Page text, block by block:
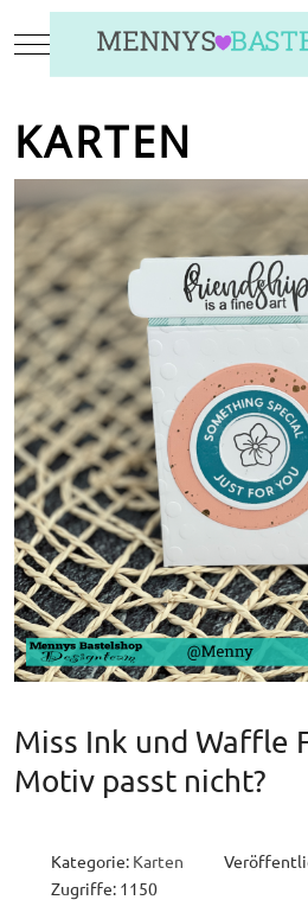
Mobile Menu Toggle
KARTEN
Miss Ink und Waffle
Motiv passt nicht?
Kategorie: Karten
Zugriffe: 1150